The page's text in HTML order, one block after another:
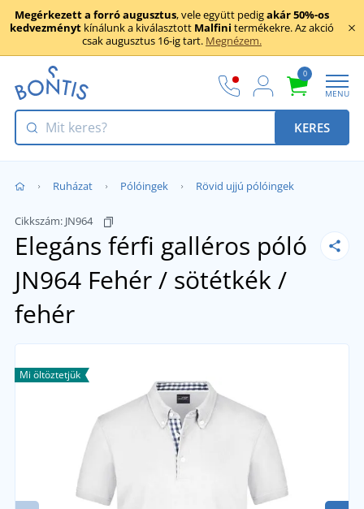
Megérkezett a forró augusztus, vele együtt pedigakár 50%-os
kedvezményt kínálunk a kiválasztott Malfini termékekre. Az akció
csak augusztus 16-ig tart. Megnézem.
0
MENU
KERES
Ruházat Pólóingek Rövid ujjú pólóingek
Cikkszám: JN964
Elegáns férfi galléros póló
JN964 Fehér / sötétkék /
fehér
Mi öltöztetjük